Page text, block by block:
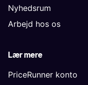
Nyhedsrum
Arbejd hos os
Lær mere
PriceRunner konto